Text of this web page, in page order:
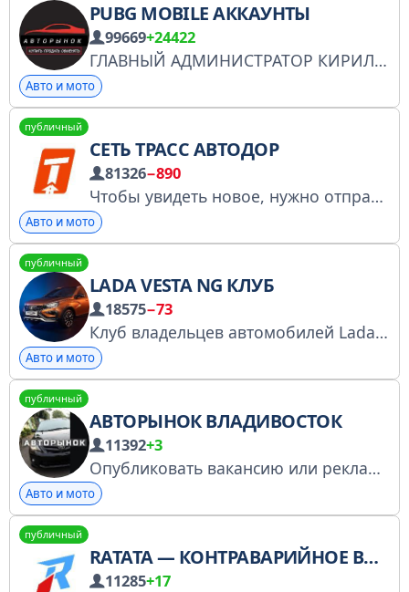
PUBG MOBILE АККАУНТЫ
99669+24422
ГЛАВНЫЙ АДМИНИСТРАТОР КИРИЛЛ МИХАЙЛОВ
Авто и мото
публичный
СЕТЬ ТРАСС АВТОДОР
81326−890
Чтобы увидеть новое, нужно отправиться в путь по дорогам Автодор
Авто и мото
публичный
LADA VESTA NG КЛУБ
18575−73
Клуб владельцев автомобилей Lada Vesta. Обсуждаем эксплуатацию, ремонт, тюнинг Лада Веста. Предложить пост @vestaclub_bot Реклама https://telega.in/c/lada_vesta_ng РКН https://gosuslugi.ru/snet/67ac1fdf75b36e054efcfd43
Авто и мото
публичный
АВТОРЫНОК ВЛАДИВОСТОК
11392+3
Опубликовать вакансию или рекламу: @global_managerEU (среднее время ответа 2 минуты)
Авто и мото
публичный
RATATA — КОНТРАВАРИЙНОЕ ВОЖДЕНИЕ И ДРИФТ
11285+17